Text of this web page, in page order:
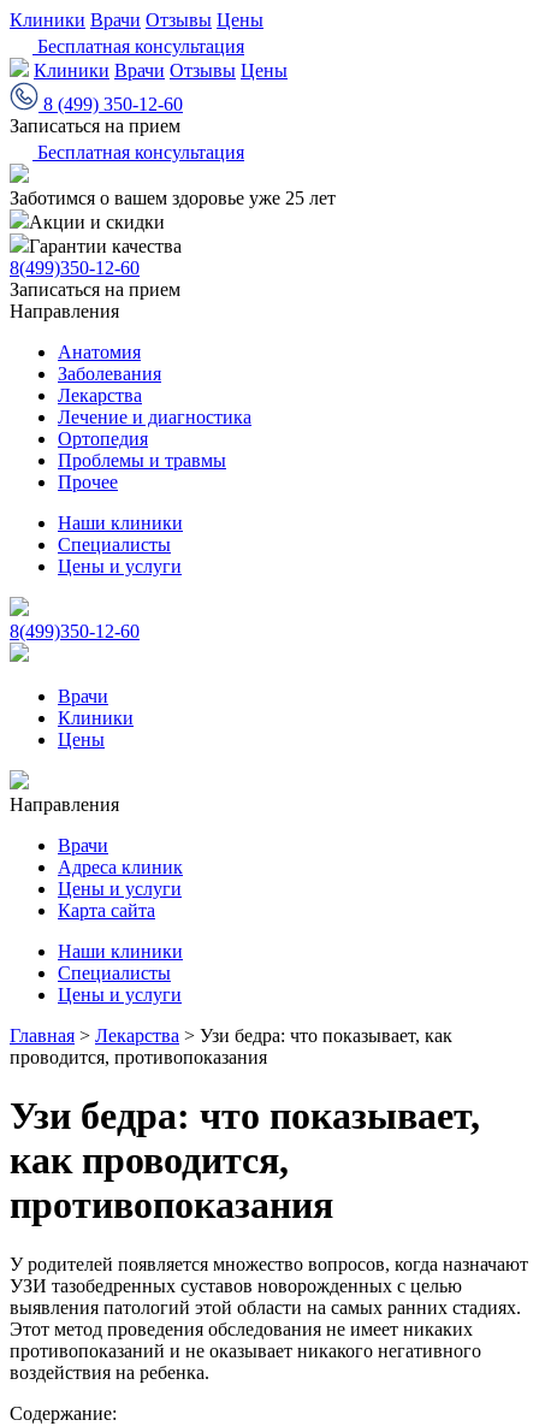
Клиники Врачи Отзывы Цены
Бесплатная консультация
Клиники Врачи Отзывы Цены
8 (499) 350-12-60
Записаться на прием
Бесплатная консультация
Заботимся о вашем здоровье уже 25 лет
Акции и скидки
Гарантии качества
8(499)350-12-60
Записаться на прием
Направления
Анатомия
Заболевания
Лекарства
Лечение и диагностика
Ортопедия
Проблемы и травмы
Прочее
Наши клиники
Специалисты
Цены и услуги
8(499)350-12-60
Врачи
Клиники
Цены
Направления
Врачи
Адреса клиник
Цены и услуги
Карта сайта
Наши клиники
Специалисты
Цены и услуги
Главная > Лекарства > Узи бедра: что показывает, как
проводится, противопоказания
Узи бедра: что показывает,
как проводится,
противопоказания
У родителей появляется множество вопросов, когда назначают
УЗИ тазобедренных суставов новорожденных с целью
выявления патологий этой области на самых ранних стадиях.
Этот метод проведения обследования не имеет никаких
противопоказаний и не оказывает никакого негативного
воздействия на ребенка.
Содержание: